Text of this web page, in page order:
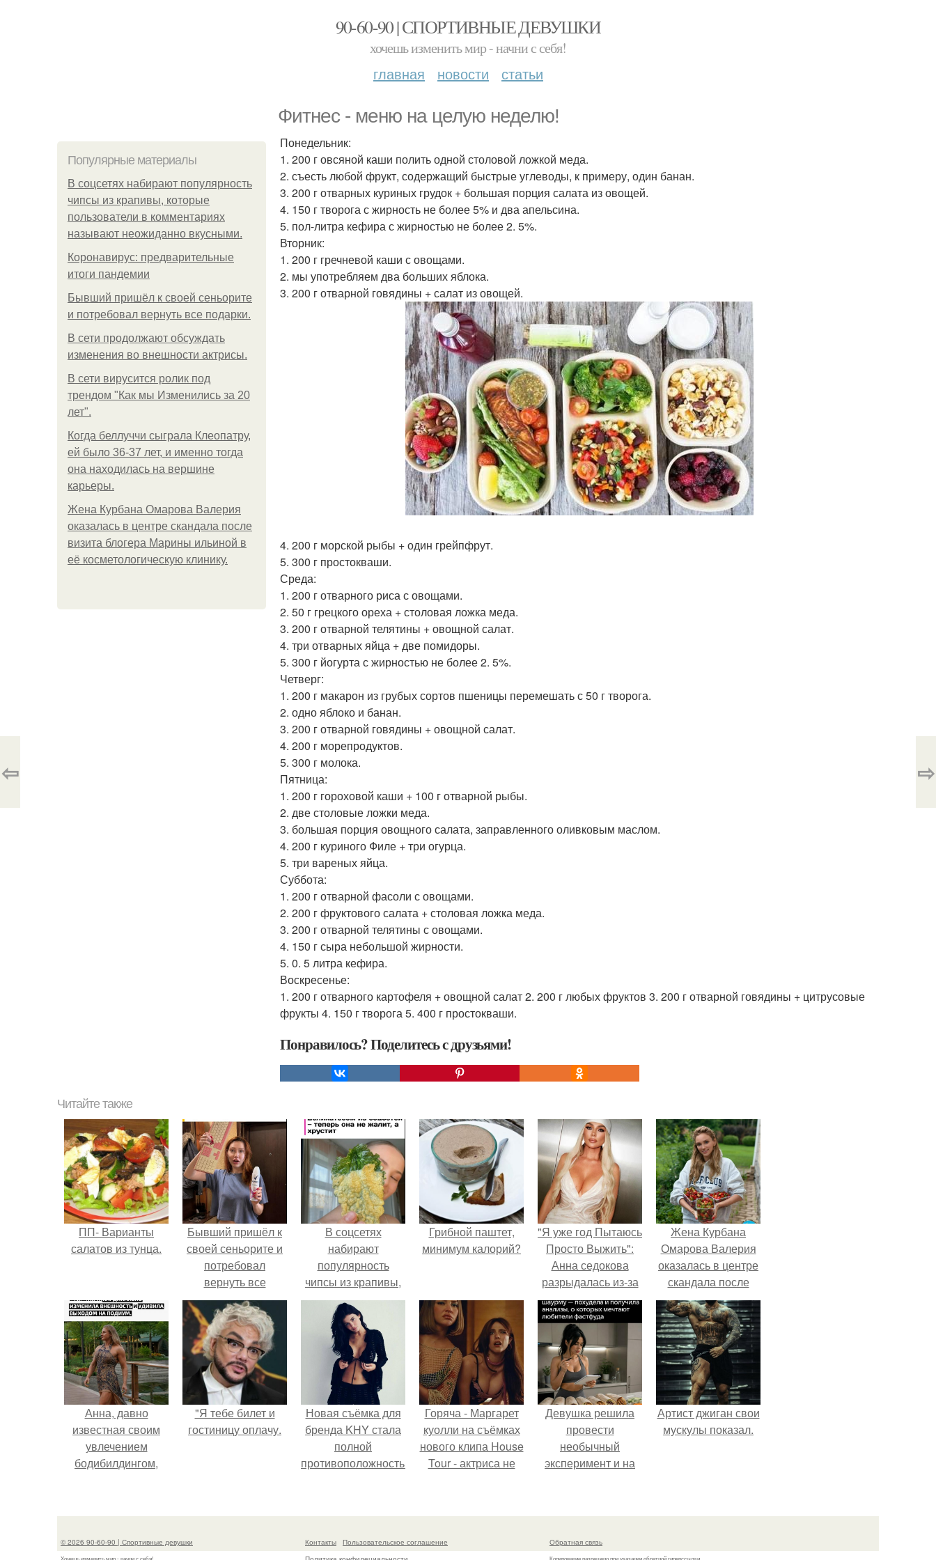
90-60-90 | СПОРТИВНЫЕ ДЕВУШКИ
хочешь изменить мир - начни с себя!
главная новости статьи
Фитнес - меню на целую неделю!
Популярные материалы
В соцсетях набирают популярность
чипсы из крапивы, которые
пользователи в комментариях
называют неожиданно вкусными.
Коронавирус: предварительные
итоги пандемии
Бывший пришёл к своей сеньорите
и потребовал вернуть все подарки.
В сети продолжают обсуждать
изменения во внешности актрисы.
В сети вирусится ролик под
трендом "Как мы Изменились за 20
лет".
Когда беллуччи сыграла Клеопатру,
ей было 36-37 лет, и именно тогда
она находилась на вершине
карьеры.
Жена Курбана Омарова Валерия
оказалась в центре скандала после
визита блогера Марины ильиной в
её косметологическую клинику.
Понедельник:
1. 200 г овсяной каши полить одной столовой ложкой меда.
2. съесть любой фрукт, содержащий быстрые углеводы, к примеру, один банан.
3. 200 г отварных куриных грудок + большая порция салата из овощей.
4. 150 г творога с жирность не более 5% и два апельсина.
5. пол-литра кефира с жирностью не более 2. 5%.
Вторник:
1. 200 г гречневой каши с овощами.
2. мы употребляем два больших яблока.
3. 200 г отварной говядины + салат из овощей.
4. 200 г морской рыбы + один грейпфрут.
5. 300 г простокваши.
Среда:
1. 200 г отварного риса с овощами.
2. 50 г грецкого ореха + столовая ложка меда.
3. 200 г отварной телятины + овощной салат.
4. три отварных яйца + две помидоры.
5. 300 г йогурта с жирностью не более 2. 5%.
Четверг:
1. 200 г макарон из грубых сортов пшеницы перемешать с 50 г творога.
2. одно яблоко и банан.
3. 200 г отварной говядины + овощной салат.
4. 200 г морепродуктов.
5. 300 г молока.
Пятница:
1. 200 г гороховой каши + 100 г отварной рыбы.
2. две столовые ложки меда.
3. большая порция овощного салата, заправленного оливковым маслом.
4. 200 г куриного Филе + три огурца.
5. три вареных яйца.
Суббота:
1. 200 г отварной фасоли с овощами.
2. 200 г фруктового салата + столовая ложка меда.
3. 200 г отварной телятины с овощами.
4. 150 г сыра небольшой жирности.
5. 0. 5 литра кефира.
Воскресенье:
1. 200 г отварного картофеля + овощной салат 2. 200 г любых фруктов 3. 200 г отварной говядины + цитрусовые
фрукты 4. 150 г творога 5. 400 г простокваши.
Понравилось? Поделитесь с друзьями!
⇦ ⇨
Читайте также
ПП- Варианты
салатов из тунца.
Бывший пришёл к
своей сеньорите и
потребовал
вернуть все
подарки.
В соцсетях
набирают
популярность
чипсы из крапивы,
которые
пользователи в
комментариях
называют
неожиданно
вкусными.
Грибной паштет,
минимум калорий?
"Я уже год Пытаюсь
Просто Выжить":
Анна седокова
разрыдалась из-за
жесткой травли и
проклятий в сети.
Жена Курбана
Омарова Валерия
оказалась в центре
скандала после
визита блогера
Марины ильиной в
её
косметологическую
клинику.
Анна, давно
известная своим
увлечением
бодибилдингом,
в роли модели.
"Я тебе билет и
гостиницу оплачу.
Новая съёмка для
бренда KHY стала
полной
противоположностью
ассоциировалась
Горяча - Маргарет
куолли на съёмках
нового клипа House
Tour - актриса не
выступила в роли
Девушка решила
провести
необычный
эксперимент и на
одной шаурмой.
Артист джиган свои
мускулы показал.
© 2026 90-60-90 | Спортивные девушки
Хочешь изменить мир - начни с себя!
Контакты
Пользовательское соглашение
Обратная связь
Копирование разрешено при указании обратной гиперссылки.